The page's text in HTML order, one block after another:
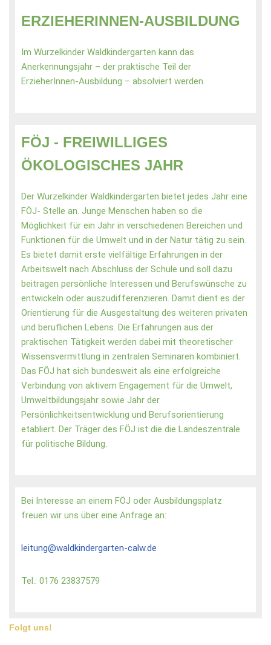
ERZIEHERINNEN-AUSBILDUNG
Im Wurzelkinder Waldkindergarten kann das
Anerkennungsjahr – der praktische Teil der
ErzieherInnen-Ausbildung – absolviert werden.
FÖJ - FREIWILLIGES
ÖKOLOGISCHES JAHR
Der Wurzelkinder Waldkindergarten bietet jedes Jahr eine
FÖJ- Stelle an. Junge Menschen haben so die
Möglichkeit für ein Jahr in verschiedenen Bereichen und
Funktionen für die Umwelt und in der Natur tätig zu sein.
Es bietet damit erste vielfältige Erfahrungen in der
Arbeitswelt nach Abschluss der Schule und soll dazu
beitragen persönliche Interessen und Berufswünsche zu
entwickeln oder auszudifferenzieren. Damit dient es der
Orientierung für die Ausgestaltung des weiteren privaten
und beruflichen Lebens. Die Erfahrungen aus der
praktischen Tätigkeit werden dabei mit theoretischer
Wissensvermittlung in zentralen Seminaren kombiniert.
Das FÖJ hat sich bundesweit als eine erfolgreiche
Verbindung von aktivem Engagement für die Umwelt,
Umweltbildungsjahr sowie Jahr der
Persönlichkeitsentwicklung und Berufsorientierung
etabliert. Der Träger des FÖJ ist die die Landeszentrale
für politische Bildung.
Bei Interesse an einem FÖJ oder Ausbildungsplatz
freuen wir uns über eine Anfrage an:
leitung@waldkindergarten-calw.de
Tel.: 0176 23837579
Folgt uns!